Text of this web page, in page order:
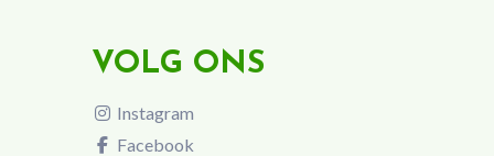
VOLG ONS
Instagram
Facebook